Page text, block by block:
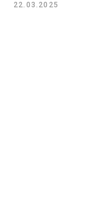
22.03.2025